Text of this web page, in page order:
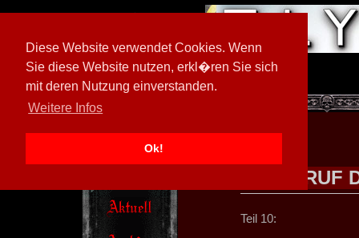
Diese Website verwendet Cookies. Wenn
Sie diese Website nutzen, erkl�ren Sie sich
mit deren Nutzung einverstanden.
Weitere Infos
Ok!
[ 602026/M3]
RUF
Teil 10: